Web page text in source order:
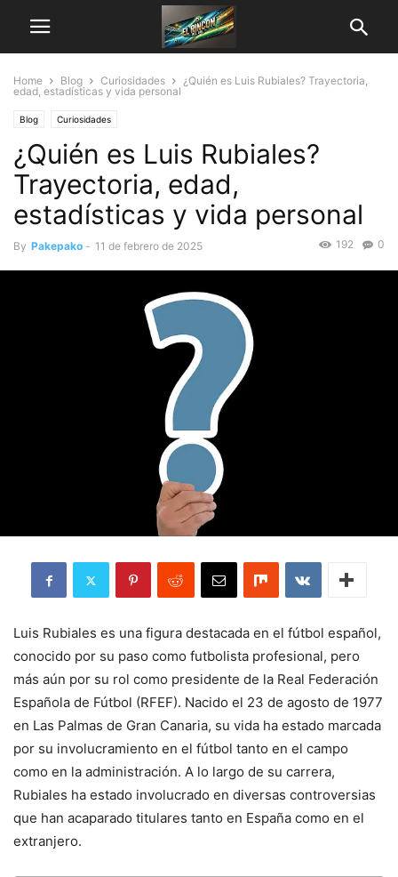
Home Blog Curiosidades
¿Quién es Luis Rubiales? Trayectoria,
edad, estadísticas y vida personal
Blog Curiosidades
¿Quién es Luis Rubiales?
Trayectoria, edad,
estadísticas y vida personal
By Pakepako - 11 de febrero de 2025 0
192
Luis Rubiales es una figura destacada en el fútbol español,
conocido por su paso como futbolista profesional, pero
más aún por su rol como presidente de la Real Federación
Española de Fútbol (RFEF). Nacido el 23 de agosto de 1977
en Las Palmas de Gran Canaria, su vida ha estado marcada
por su involucramiento en el fútbol tanto en el campo
como en la administración. A lo largo de su carrera,
Rubiales ha estado involucrado en diversas controversias
que han acaparado titulares tanto en España como en el
extranjero.